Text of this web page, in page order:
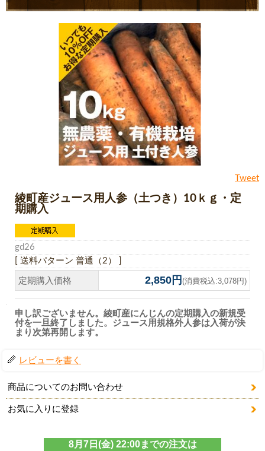
Tweet
綾町産ジュース用人参（土つき）10ｋｇ・定
期購入
gd26
[ 送料パターン 普通（2） ]
定期購入価格 2,850円 (消費税込:3,078円)
申し訳ございません。綾町産にんじんの定期購入の新規受
付を一旦終了しました。ジュース用規格外人参は入荷が決
まり次第再開します。
レビューを書く
商品についてのお問い合わせ
お気に入りに登録